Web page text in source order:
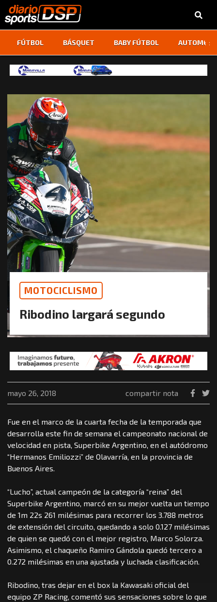
FÚTBOL BÁSQUET BABY FÚTBOL ‹ ›
MOTOCICLISMO
Ribodino largará segundo
mayo 26, 2018 compartir nota
Fue en el marco de la cuarta fecha de la temporada que
desarrolla este fin de semana el campeonato nacional de
velocidad en pista, Superbike Argentino, en el autódromo
“Hermanos Emiliozzi” de Olavarría, en la provincia de
Buenos Aires.
“Lucho”, actual campeón de la categoría “reina” del
Superbike Argentino, marcó en su mejor vuelta un tiempo
de 1m 22s 261 milésimas para recorrer los 3.788 metros
de extensión del circuito, quedando a solo 0.127 milésimas
de quien se quedó con el mejor registro, Marco Solorza.
Asimismo, el chaqueño Ramiro Gándola quedó tercero a
0.272 milésimas en una ajustada y luchada clasificación.
Ribodino, tras dejar en el box la Kawasaki oficial del
equipo ZP Racing, comentó sus sensaciones sobre lo que